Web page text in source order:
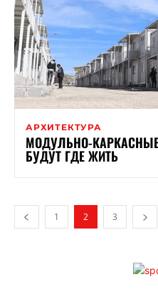
АРХИТЕКТУРА
МОДУЛЬНО-
БУДУТ ГДЕ ЖИТЬ
1 2 3